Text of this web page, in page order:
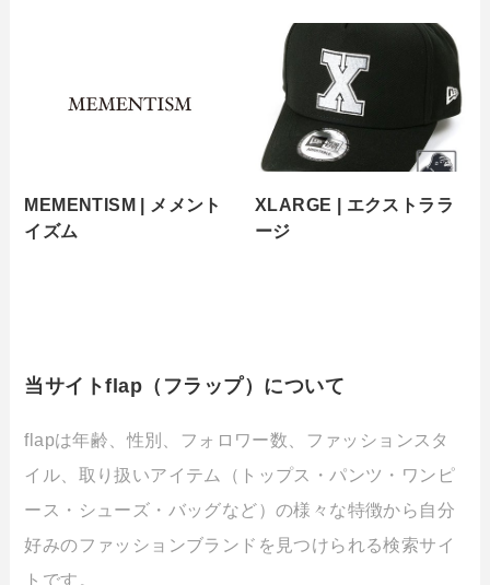
MEMENTISM | メメント
イズム
XLARGE | エクストララ
ージ
当サイトflap（フラップ）について
flapは年齢、性別、フォロワー数、ファッションスタ
イル、取り扱いアイテム（トップス・パンツ・ワンピ
ース・シューズ・バッグなど）の様々な特徴から自分
好みのファッションブランドを見つけられる検索サイ
トです。